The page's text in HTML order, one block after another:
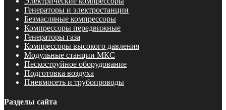
Генераторы и электростанции
Безмасляные компрессоры
Компрессоры передвижные
Генераторы газа
Компрессоры высокого давления
Модульные станции МКС
Пескоструйное оборудование
Подготовка воздуха
Пневмосеть и трубопроводы
Разделы сайта